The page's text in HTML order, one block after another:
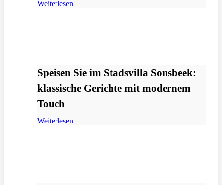
Weiterlesen
Speisen Sie im Stadsvilla Sonsbeek:
klassische Gerichte mit modernem
Touch
Weiterlesen